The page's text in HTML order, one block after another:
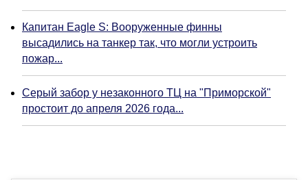
Капитан Eagle S: Вооруженные финны
высадились на танкер так, что могли устроить
пожар...
Серый забор у незаконного ТЦ на "Приморской"
простоит до апреля 2026 года...